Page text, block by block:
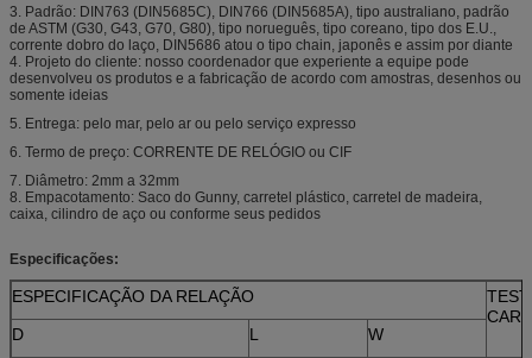
3. Padrão: DIN763 (DIN5685C), DIN766 (DIN5685A), tipo australiano, padrão
de ASTM (G30, G43, G70, G80), tipo norueguês, tipo coreano, tipo dos E.U.,
corrente dobro do laço, DIN5686 atou o tipo chain, japonês e assim por diante
4. Projeto do cliente: nosso coordenador que experiente a equipe pode
desenvolveu os produtos e a fabricação de acordo com amostras, desenhos ou
somente ideias
5. Entrega: pelo mar, pelo ar ou pelo serviço expresso
6. Termo de preço: CORRENTE DE RELÓGIO ou CIF
7. Diâmetro: 2mm a 32mm
8. Empacotamento: Saco do Gunny, carretel plástico, carretel de madeira,
caixa, cilindro de aço ou conforme seus pedidos
Especificações:
ESPECIFICAÇÃO DA RELAÇÃO
D
L
W